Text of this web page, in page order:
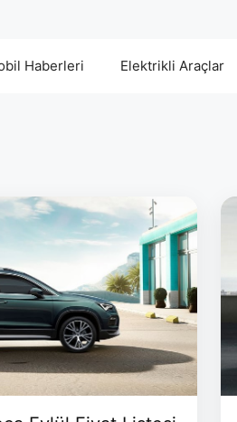
Haberleri Elektrikli Araçlar